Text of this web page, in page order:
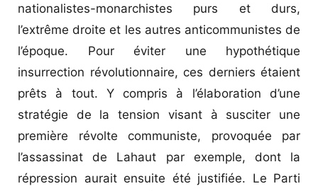
nationalistes-monarchistes purs et durs,
l’extrême droite et les autres anticommunistes de
l’époque. Pour éviter une hypothétique
insurrection révolutionnaire, ces derniers étaient
prêts à tout. Y compris à l’élaboration d’une
stratégie de la tension visant à susciter une
première révolte communiste, provoquée par
l’assassinat de Lahaut par exemple, dont la
répression aurait ensuite été justifiée. Le Parti